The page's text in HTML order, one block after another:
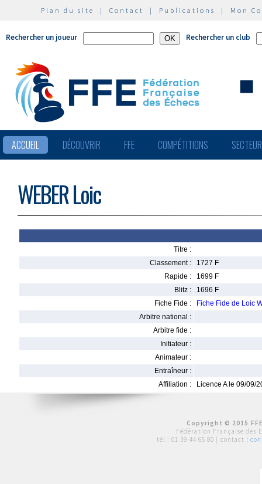
Plan du site | Contact | Publications | Mon
Rechercher un joueur Rechercher un club
ACCUEIL DÉCOUVRIR FFE COMPÉTITIONS
WEBER Loic
Titre :
Classement :
1727 F
Rapide :
1699 F
Blitz :
1696 F
Fiche Fide :
Fiche Fide de Loic
Arbitre national :
Arbitre fide :
Initiateur :
Animateur :
Entraîneur :
Affiliation :
Licence A le 09/09/
Copyright © 2015
Fédération Française des
tél : 01 39 44 65 80 | contact :